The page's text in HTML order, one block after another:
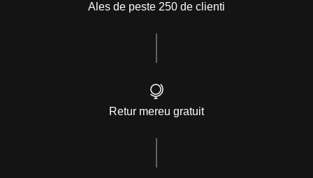
Ales de peste 250 de clienti
Retur mereu gratuit